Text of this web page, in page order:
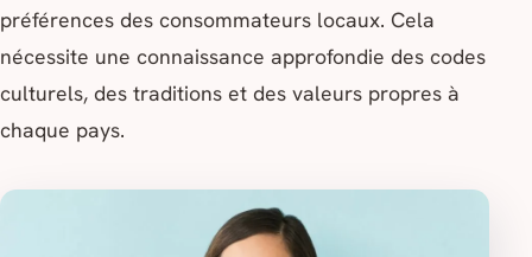
préférences des consommateurs locaux. Cela
nécessite une connaissance approfondie des codes
culturels, des traditions et des valeurs propres à
chaque pays.